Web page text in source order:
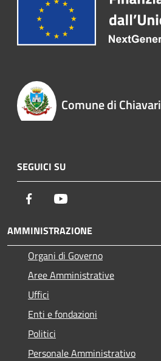
Comune di Chiavari
SEGUICI SU
Facebook
AMMINISTRAZIONE
Organi di Governo
Aree Amministrative
Uffici
Enti e fondazioni
Politici
Personale Amministrativo